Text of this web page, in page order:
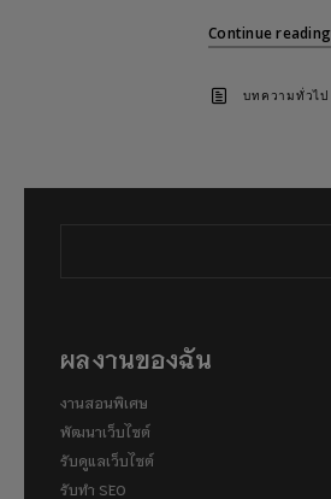
Continue reading
บทความทั่วไป
ผลงานของฉัน
งานสอนพิเศษ
พัฒนาเว็บไซต์
รับดูแลเว็บไซต์
รับทำ SEO